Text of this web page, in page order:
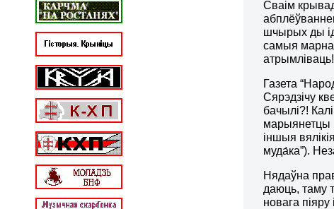
Сваім
шчырых ды
самыя
атрымліваць!
Газета
Сярэдзічу
бачылі?!
марыянетцы
іншыя
муда́ка”).
Нядаўна
даюць, таму
новага